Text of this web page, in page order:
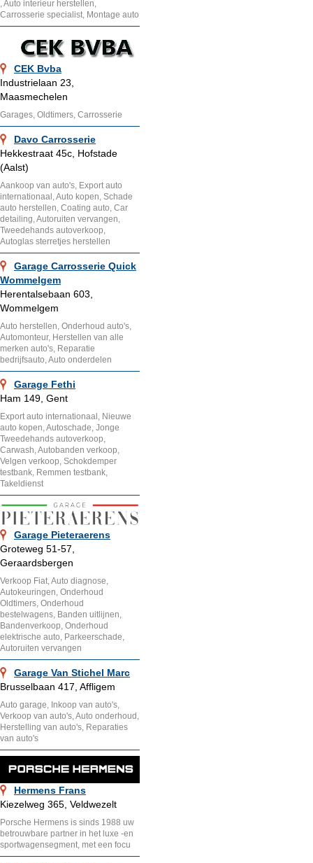
, Auto interieur herstellen,
Carrosserie specialist, Montage auto
CEK Bvba
Industrielaan 23,
Maasmechelen
Garages, Oldtimers, Carrosserie
Davo Carrosserie
Hekkestraat 45c, Hofstade
(Aalst)
Aankoop van auto's, Export auto
internationaal, Auto kopen, Schade
auto herstellen, Coating auto, Car
detailing, Autoruiten vervangen,
Tweedehands autoverkoop,
Autoglas sterretjes herstellen
Garage Carrosserie Quick
Wommelgem
Herentalsebaan 603,
Wommelgem
Auto herstellen, Onderhoud auto's,
Automonteur, Herstellen van alle
merken auto's, Reparatie
bedrijfsauto, Auto onderdelen
Garage Fethi
Ham 149, Gent
Export auto internationaal, Nieuwe
auto kopen, Autoschade, Jonge
Tweedehands autoverkoop,
Carwash, Autobanden verkoop,
Velgen verkoop, Schokdemper
testbank, Remmen testbank,
Takeldienst
Garage Pieteraerens
Groteweg 51-57,
Geraardsbergen
Verkoop Fiat, Auto diagnose,
Autokeuringen, Onderhoud
Oldtimers, Onderhoud
bestelwagens, Banden uitlijnen,
Bandenverkoop, Onderhoud
elektrische auto, Parkeerschade,
Autoruiten vervangen
Garage Van Stichel Marc
Brusselbaan 417, Affligem
Auto garage, Inkoop van auto's,
Verkoop van auto's, Auto onderhoud,
Herstelling van auto's, Reparaties
van auto's
Hermens Frans
Kiezelweg 365, Veldwezelt
Porsche Hermens is sinds 1988 uw
betrouwbare partner in het luxe -en
sportwagensegment, met een focu